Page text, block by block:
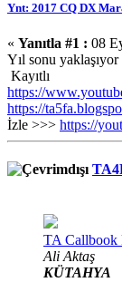
Ynt: 2017 CQ DX
« Yanıtla #1 : 08
Yıl sonu yaklaşıyor
Kayıtlı
https://
https://
İzle >>> https://
TA Callbook
Ali Aktaş
KÜTAHYA